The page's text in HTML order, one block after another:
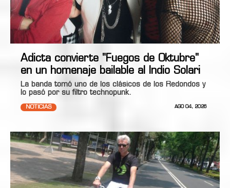
Adicta convierte "Fuegos de Oktubre"
en un homenaje bailable al Indio Solari
La banda tomó uno de los clásicos de los Redondos y
lo pasó por su filtro technopunk.
NOTICIAS AGO 04, 2026